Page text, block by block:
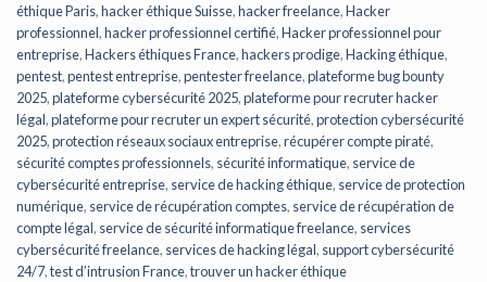
éthique Paris,hacker éthique Suisse,hacker freelance,Hacker
professionnel,hacker professionnel certifié,Hacker professionnel pour
entreprise,Hackers éthiques France,hackers prodige,Hacking éthique,
pentest,pentest entreprise,pentester freelance,plateforme bug bounty
2025,plateforme cybersécurité 2025,plateforme pour recruter hacker
légal,plateforme pour recruter un expert sécurité,protection cybersécurité
2025,protection réseaux sociaux entreprise,récupérer compte piraté,
sécurité comptes professionnels, sécurité informatique, service de
cybersécurité entreprise, service de hacking éthique, service de protection
numérique, service de récupération comptes, service de récupération de
compte légal, service de sécurité informatique freelance, services
cybersécurité freelance, services de hacking légal, support cybersécurité
24/7,test d’intrusion France,trouver un hacker éthique